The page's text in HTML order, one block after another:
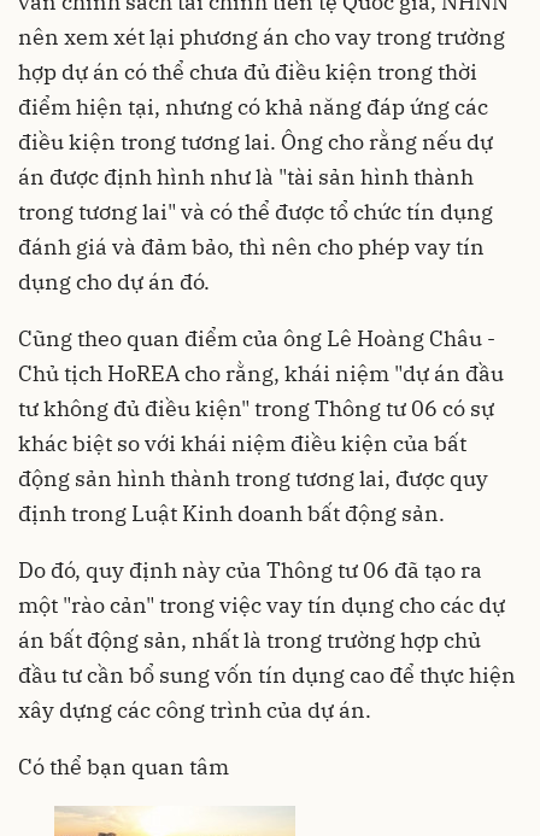
nên xem xét lại phương án cho vay trong trường
hợp dự án có thể chưa đủ điều kiện trong thời
điểm hiện tại, nhưng có khả năng đáp ứng các
điều kiện trong tương lai. Ông cho rằng nếu dự
án được định hình như là "tài sản hình thành
trong tương lai" và có thể được tổ chức tín dụng
đánh giá và đảm bảo, thì nên cho phép vay tín
dụng cho dự án đó.
Cũng theo quan điểm của ông Lê Hoàng Châu -
Chủ tịch HoREA cho rằng, khái niệm "dự án đầu
tư không đủ điều kiện" trong Thông tư 06 có sự
khác biệt so với khái niệm điều kiện của bất
động sản hình thành trong tương lai, được quy
định trong Luật Kinh doanh bất động sản.
Do đó, quy định này của Thông tư 06 đã tạo ra
một "rào cản" trong việc vay tín dụng cho các dự
án bất động sản, nhất là trong trường hợp chủ
đầu tư cần bổ sung vốn tín dụng cao để thực hiện
xây dựng các công trình của dự án.
Có thể bạn quan tâm